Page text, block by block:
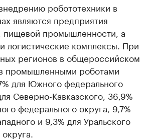
робототехники в
являются предприятия
пищевой промышленности, а
логистические комплексы. При
регионов в общероссийском
промышленными роботами
для Южного федерального
Северно-Кавказского, 36,9%
федерального округа, 9,7%
и 9,3% для Уральского